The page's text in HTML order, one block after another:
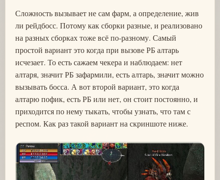
Сложность вызывает не сам фарм, а определение, жив
ли рейдбосс. Потому как сборки разные, и реализовано
на разных сборках тоже всё по-разному. Самый
простой вариант это когда при вызове РБ алтарь
исчезает. То есть сажаем чекера и наблюдаем: нет
алтаря, значит РБ зафармили, есть алтарь, значит можно
вызывать босса. А вот второй вариант, это когда
алтарю пофик, есть РБ или нет, он стоит постоянно, и
приходится по нему тыкать, чтобы узнать, что там с
респом. Как раз такой вариант на скриншоте ниже.